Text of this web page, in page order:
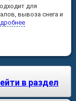
для
вывоза снега и
в раздел